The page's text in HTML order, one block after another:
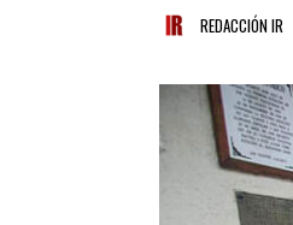
REDACCIÓN IR